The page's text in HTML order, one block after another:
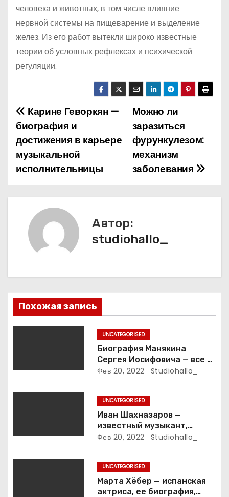
человека и животных, в том числе влияние
нервной системы на пищеварение и выделение
желез. Из его работ вытекли широко известные
теории об условных рефлексах и психической
регуляции.
Н
а
в
г
п
о
а
п
с
я
Можно ли
заразиться
фурункулезом:
механизм
заболевания
Карине Геворкян —
биография и
достижения в карьере
музыкальной
исполнительницы
Автор:
studiohallo_
Похожая запись
UNCATEGORISED
Биография Манякина
Сергея Иосифовича — все о
ветеране футбола России!
Фев 20, 2022 Studiohallo_
UNCATEGORISED
Иван Шахназаров —
известный музыкант,
композитор и продюсер —
Фев 20, 2022 Studiohallo_
UNCATEGORISED
Марта Хёбер — испанская
актриса, ее биография,